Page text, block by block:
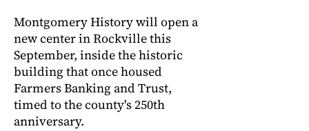
Montgomery History will open a
new center in Rockville this
September, inside the historic
building that once housed
Farmers Banking and Trust,
timed to the county's 250th
anniversary.